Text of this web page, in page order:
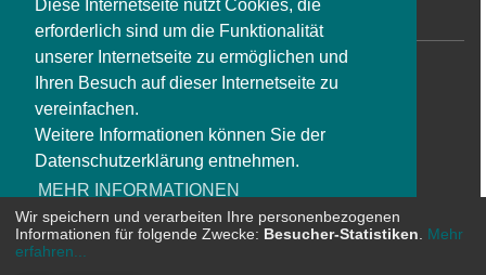
Diese Internetseite nutzt Cookies, die
erforderlich sind um die Funktionalität
unserer Internetseite zu ermöglichen und
Ihren Besuch auf dieser Internetseite zu
vereinfachen.
Weitere Informationen können Sie der
Datenschutzerklärung entnehmen.
MEHR INFORMATIONEN
ZAHLUNGSARTEN
SOCIAL NETWORK
Wir speichern und verarbeiten Ihre personenbezogenen
Informationen für folgende Zwecke: Besucher-Statistiken
Mehr
erfahren...